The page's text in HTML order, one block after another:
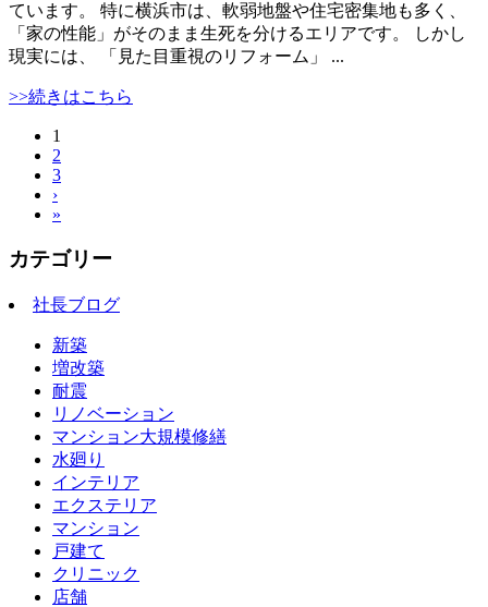
ています。 特に横浜市は、軟弱地盤や住宅密集地も多く、
「家の性能」がそのまま生死を分けるエリアです。 しかし
現実には、 「見た目重視のリフォーム」 ...
>>続きはこちら
1
2
3
›
»
カテゴリー
社長ブログ
新築
増改築
耐震
リノベーション
マンション大規模修繕
水廻り
インテリア
エクステリア
マンション
戸建て
クリニック
店舗